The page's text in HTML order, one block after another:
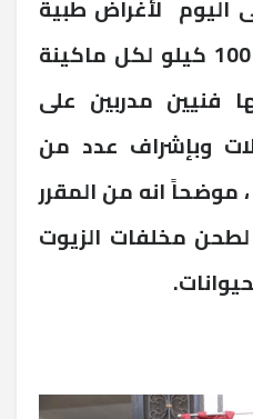
اليوم لأغراض طبية
وتجميله وذلك بواقع 100 كيلو لكل ماكينة
فنيين مدربين على
وبإشراف عدد من
موضحاً انه من المقرر
مخلفات الزيوت